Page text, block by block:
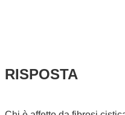
RISPOSTA